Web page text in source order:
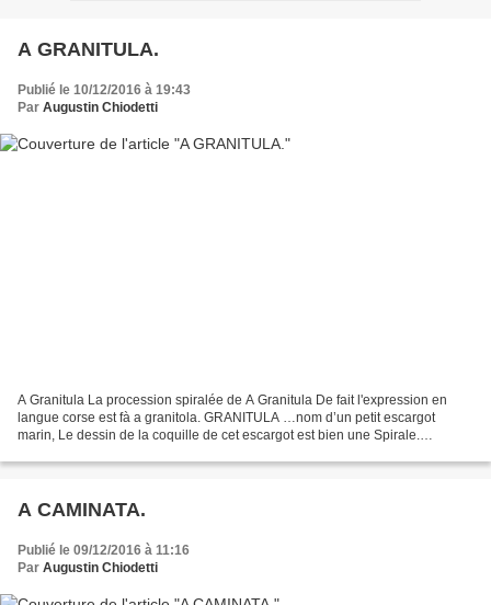
A GRANITULA.
Publié le 10/12/2016 à 19:43
Par Augustin Chiodetti
A Granitula La procession spiralée de A Granitula De fait l'expression en
langue corse est fà a granitola. GRANITULA …nom d’un petit escargot
marin, Le dessin de la coquille de cet escargot est bien une Spirale.
A CAMINATA.
Publié le 09/12/2016 à 11:16
Par Augustin Chiodetti